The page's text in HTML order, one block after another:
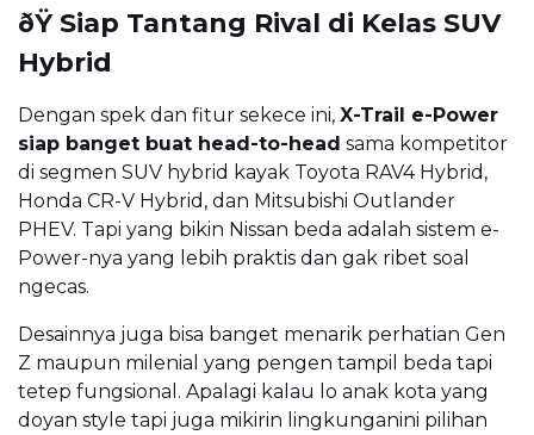
ðŸ Siap Tantang Rival di Kelas SUV
Hybrid
Dengan spek dan fitur sekece ini, X-Trail e-Power
siap banget buat head-to-head sama kompetitor
di segmen SUV hybrid kayak Toyota RAV4 Hybrid,
Honda CR-V Hybrid, dan Mitsubishi Outlander
PHEV. Tapi yang bikin Nissan beda adalah sistem e-
Power-nya yang lebih praktis dan gak ribet soal
ngecas.
Desainnya juga bisa banget menarik perhatian Gen
Z maupun milenial yang pengen tampil beda tapi
tetep fungsional. Apalagi kalau lo anak kota yang
doyan style tapi juga mikirin lingkunganini pilihan